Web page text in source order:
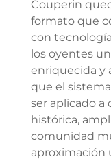
Couperin
formato que
con
los oyentes
enriquecida y
que el
ser aplicado a
histórica,
comunidad
aproximación